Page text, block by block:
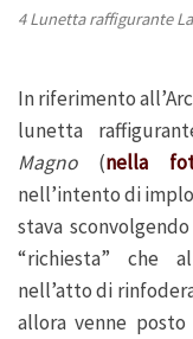
4 Lunetta raffigurante
In riferimento
lunetta
Magno(nella
nell’intento di
stava
“richiesta” che
nell’atto di
allora venne posto